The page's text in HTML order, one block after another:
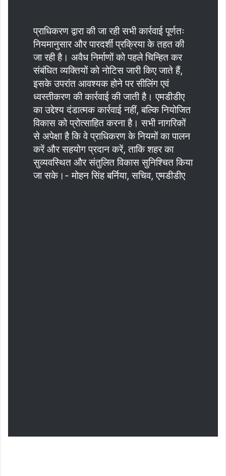
प्राधिकरण द्वारा की जा रही सभी कार्रवाई पूर्णतः
नियमानुसार और पारदर्शी प्रक्रिया के तहत की
जा रही है। अवैध निर्माणों को पहले चिन्हित कर
संबंधित व्यक्तियों को नोटिस जारी किए जाते हैं,
इसके उपरांत आवश्यक होने पर सीलिंग एवं
ध्वस्तीकरण की कार्रवाई की जाती है। एमडीडीए
का उद्देश्य दंडात्मक कार्रवाई नहीं, बल्कि नियोजित
विकास को प्रोत्साहित करना है। सभी नागरिकों
से अपेक्षा है कि वे प्राधिकरण के नियमों का पालन
करें और सहयोग प्रदान करें, ताकि शहर का
सुव्यवस्थित और संतुलित विकास सुनिश्चित किया
जा सके।- मोहन सिंह बर्निया, सचिव, एमडीडीए